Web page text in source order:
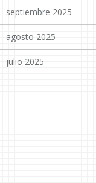
septiembre 2025
agosto 2025
julio 2025